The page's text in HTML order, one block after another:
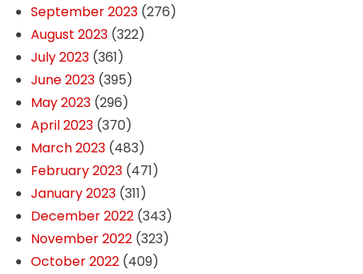
September 2023(276)
August 2023(322)
July 2023(361)
June 2023(395)
May 2023(296)
April 2023(370)
March 2023(483)
February 2023(471)
January 2023(311)
December 2022(343)
November 2022(323)
October 2022(409)